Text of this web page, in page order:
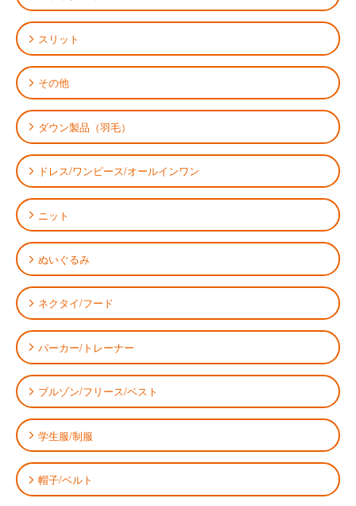
スリット
その他
ダウン製品（羽毛）
ドレス/ワンピース/オールインワン
ニット
ぬいぐるみ
ネクタイ/フード
パーカー/トレーナー
ブルゾン/フリース/ベスト
学生服/制服
帽子/ベルト